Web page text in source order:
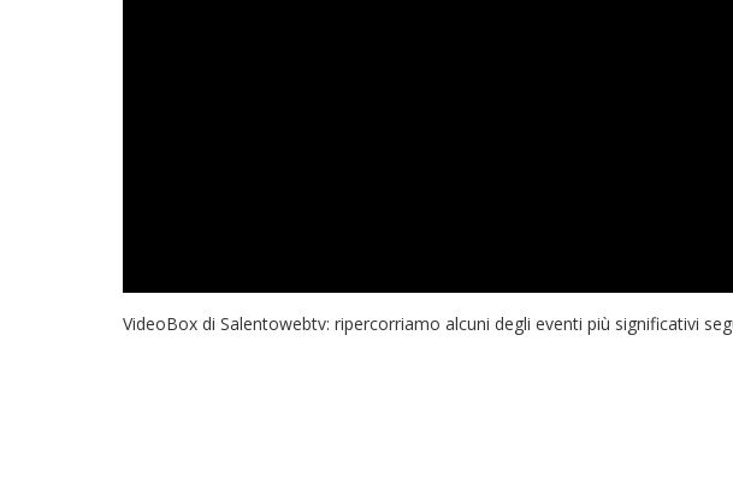
VideoBox di Salentowebtv: ripercorriamo alcuni degli eventi più significativi